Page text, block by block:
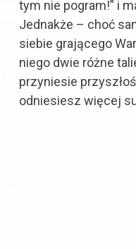
tym nie pogram!” i
Jednakże – choć
siebie grającego
niego dwie różne
przyniesie
odniesiesz więcej